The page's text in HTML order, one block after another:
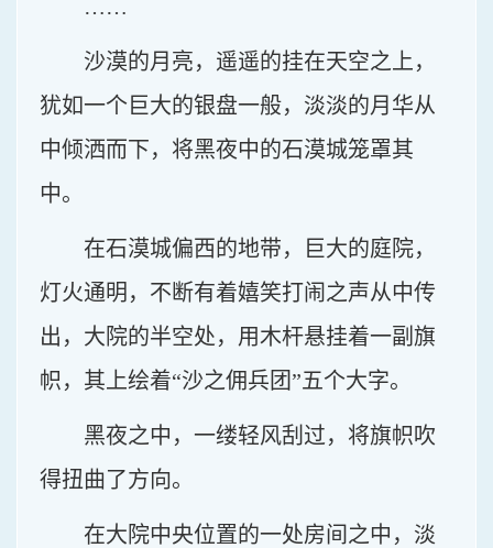
……
沙漠的月亮，遥遥的挂在天空之上，
犹如一个巨大的银盘一般，淡淡的月华从
中倾洒而下，将黑夜中的石漠城笼罩其
中。
在石漠城偏西的地带，巨大的庭院，
灯火通明，不断有着嬉笑打闹之声从中传
出，大院的半空处，用木杆悬挂着一副旗
帜，其上绘着“沙之佣兵团”五个大字。
黑夜之中，一缕轻风刮过，将旗帜吹
得扭曲了方向。
在大院中央位置的一处房间之中，淡